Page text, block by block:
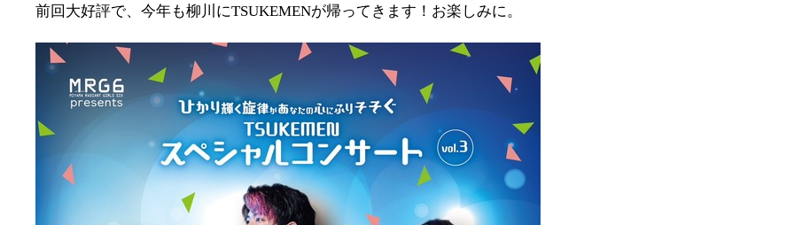
前回大好評で、今年も柳川にTSUKEMENが帰ってきます！お楽しみに。